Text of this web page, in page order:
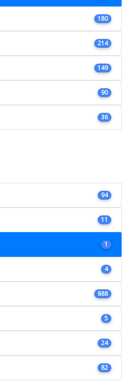
180
214
149
90
36
94
11
1
4
888
5
24
82